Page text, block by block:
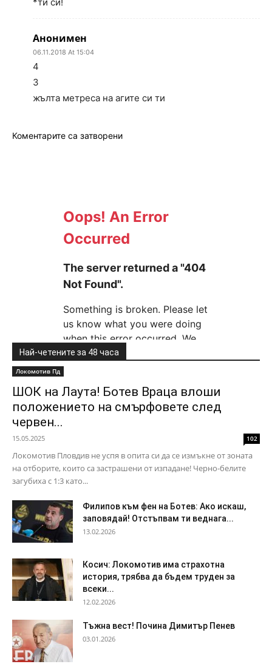
Анонимен
06.11.2018 At 15:04
4
3
жълта метреса на агите си ти
Коментарите са затворени
Най-четените за 48 часа
Локомотив Пд
ШОК на Лаута! Ботев Враца влоши
положението на смърфовете след
червен...
15.05.2025 102
Локомотив Пловдив не успя в опита си да се измъкне от зоната
на отборите, които са застрашени от изпадане! Черно-белите
загубиха с 1:3 като...
Филипов към фен на Ботев: Ако искаш,
заповядай! Отстъпвам ти веднага...
13.02.2026
Косич: Локомотив има страхотна
история, трябва да бъдем труден за
всеки...
12.02.2026
Тъжна вест! Почина Димитър Пенев
03.01.2026